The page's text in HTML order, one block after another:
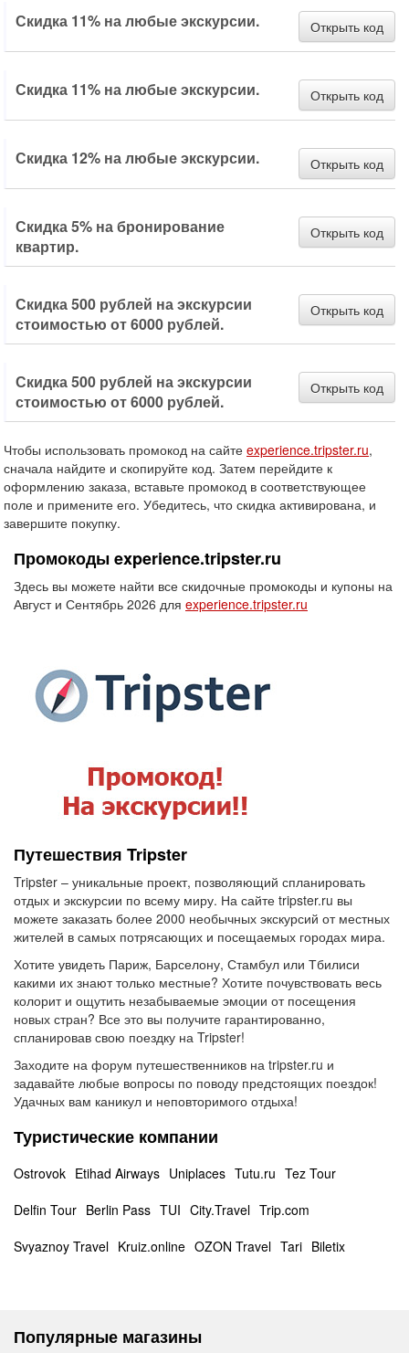
Скидка 11% на любые экскурсии. Открыть код
Скидка 11% на любые экскурсии. Открыть код
Скидка 12% на любые экскурсии. Открыть код
Скидка 5% на бронирование
квартир.
Открыть код
Скидка 500 рублей на экскурсии
стоимостью от 6000 рублей.
Открыть код
Скидка 500 рублей на экскурсии
стоимостью от 6000 рублей.
Открыть код
Чтобы использовать промокод на сайте experience.tripster.ru,
сначала найдите и скопируйте код. Затем перейдите к
оформлению заказа, вставьте промокод в соответствующее
поле и примените его. Убедитесь, что скидка активирована, и
завершите покупку.
Промокоды experience.tripster.ru
Здесь вы можете найти все скидочные промокоды и купоны на
Август и Сентябрь 2026 для experience.tripster.ru
Путешествия Tripster
Tripster – уникальные проект, позволяющий спланировать
отдых и экскурсии по всему миру. На сайте tripster.ru вы
можете заказать более 2000 необычных экскурсий от местных
жителей в самых потрясающих и посещаемых городах мира.
Хотите увидеть Париж, Барселону, Стамбул или Тбилиси
какими их знают только местные? Хотите почувствовать весь
колорит и ощутить незабываемые эмоции от посещения
новых стран? Все это вы получите гарантированно,
спланировав свою поездку на Tripster!
Заходите на форум путешественников на tripster.ru и
задавайте любые вопросы по поводу предстоящих поездок!
Удачных вам каникул и неповторимого отдыха!
Туристические компании
Ostrovok Etihad Airways Uniplaces Tutu.ru Tez Tour
Delfin Tour Berlin Pass TUI City.Travel Trip.com
Svyaznoy Travel Kruiz.online OZON Travel Tari Biletix
Популярные магазины